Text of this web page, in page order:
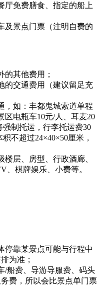
厅免费膳食、指定的船上
及景点门票（注明自费的
的其他费用；
的交通费用（建议留足充
，如：丰都鬼城索道单程
区电瓶车10元/人、耳麦20
制托运，行李托运费30
不超过24×40×50厘米，
层、房型、行政酒廊、
、棋牌娱乐、小费等。
停靠某景点可能与行程中
为准；
/船费、导游导服费、码头
费，所以会比景点单门票